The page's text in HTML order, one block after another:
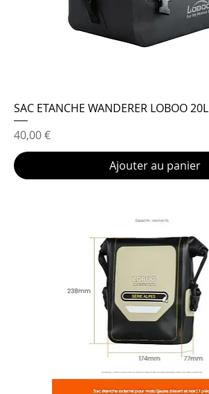
SAC ETANCHE WANDERER LOBOO 20L
Prix
40,00 €
Ajouter au panier